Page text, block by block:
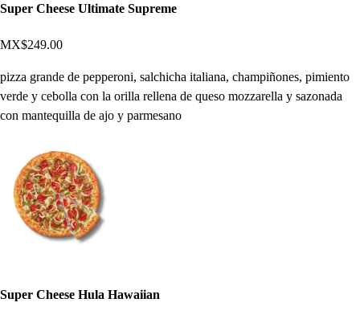
Super Cheese Ultimate Supreme
MX$249.00
pizza grande de pepperoni, salchicha italiana, champiñones, pimiento
verde y cebolla con la orilla rellena de queso mozzarella y sazonada
con mantequilla de ajo y parmesano
Super Cheese Hula Hawaiian